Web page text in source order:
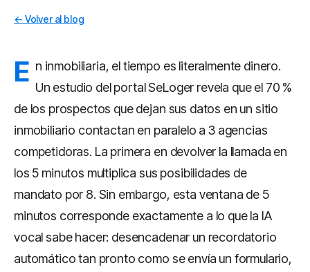
← Volver al blog
E n inmobiliaria, el tiempo es literalmente dinero.
Un estudio del portal SeLoger revela que el 70 %
de los prospectos que dejan sus datos en un sitio
inmobiliario contactan en paralelo a 3 agencias
competidoras. La primera en devolver la llamada en
los 5 minutos multiplica sus posibilidades de
mandato por 8. Sin embargo, esta ventana de 5
minutos corresponde exactamente a lo que la IA
vocal sabe hacer: desencadenar un recordatorio
automático tan pronto como se envía un formulario,